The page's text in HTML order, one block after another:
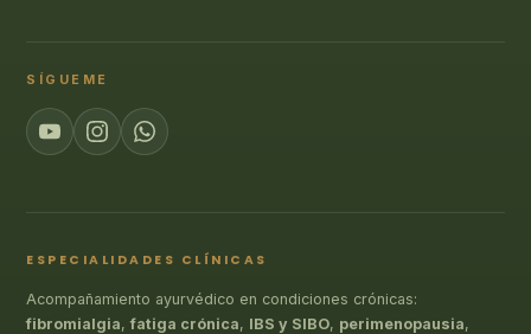
SÍGUEME
ESPECIALIDADES CLÍNICAS
Acompañamiento ayurvédico en condiciones crónicas:
fibromialgia,fatiga crónica, IBS y SIBO, perimenopausia,